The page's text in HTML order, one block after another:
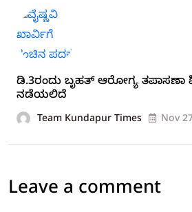
ಡಿ.3ರಂದು ಬೃಹತ್ ಆರೋಗ್ಯ ತಪಾಸಣಾ
ನಡೆಯಲಿದೆ
Team Kundapur Times Nov
Leave a comment